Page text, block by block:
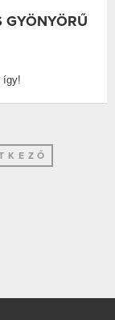
GYÖNYÖRŰ
így!